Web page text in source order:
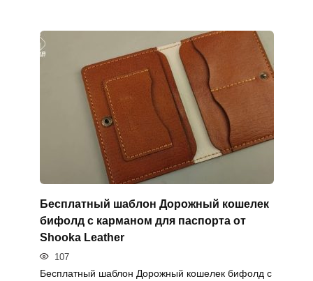
Бесплатный шаблон Дорожный кошелек
бифолд с карманом для паспорта от
Shooka Leather
107
Бесплатный шаблон Дорожный кошелек бифолд с